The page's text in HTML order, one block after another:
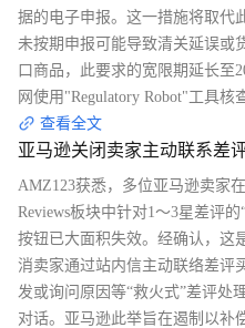
据的电子申报。这一措施将取代
未按期申报可能导致清关延误或
口商品，此要求的宽限期延长至
网使用"Regulatory Robot"工具核
查看全文
亚马逊关闭卖家主动联系差
AMZ123获悉，多位亚马逊卖家
Reviews板块中针对1～3星差评
按钮已大面积失效。经确认，
消卖家通过站内信主动联络差评
发或询问原因等“救火式”差评处
对话。亚马逊此举旨在遏制以补